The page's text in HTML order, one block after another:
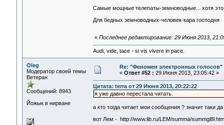
Самые мощные телепаты-земноводные... хотя это
Для бедных земноводных-человек-кара господня
« Последнее редактирование: 29 Июня 2013,
Audi, vide, tace - si vis vivere in pace.
Oleg
Модератор своей темы
Ветеран
Сообщений: 8943
Йожык в нирване
Re: "Феномен электронных голосов"
« Ответ #52 : 29 Июня 2013, 23:05:42 »
Цитата: terra от 29 Июня 2013, 20:22:22
я уже давно перестала читать.
а кто тогда читает мои сообщения ? значит таки да
вот Лем - http://www.lib.ru/LEM/summa/